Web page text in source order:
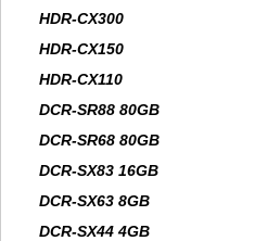
HDR-CX300
HDR-CX150
HDR-CX110
DCR-SR88 80GB
DCR-SR68 80GB
DCR-SX83 16GB
DCR-SX63 8GB
DCR-SX44 4GB